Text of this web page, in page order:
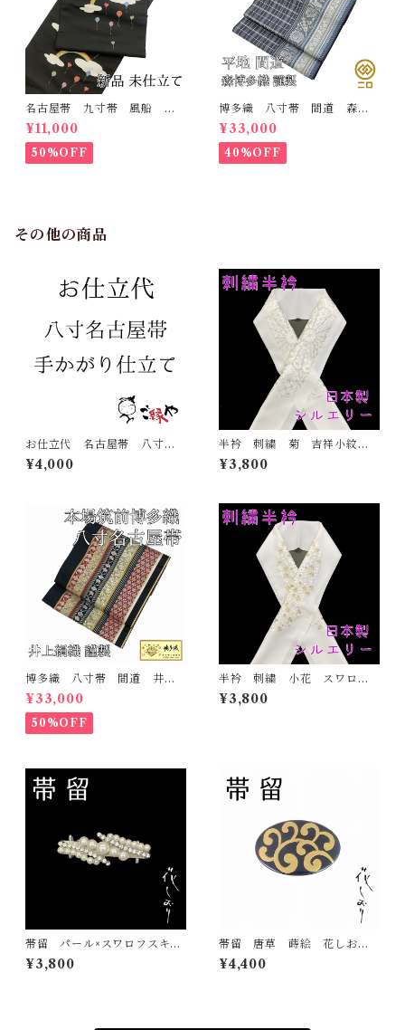
名古屋帯 九寸帯 風船
雲 虹 正絹 日本製 九寸
名古屋帯
¥11,000
50%OFF
博多織 八寸帯 間道 森博
多織 正絹 日本製 未仕立
て 名古屋帯
¥33,000
40%OFF
その他の商品
お仕立代 名古屋帯 八寸
帯 手かがり仕立て
¥4,000
半衿 刺繍 菊 吉祥小紋
銀 白地 シルエリー 新合
繊 日本製 刺繍衿 和装小
¥3,800
博多織 八寸帯 間道 井上
絹織 正絹 日本製 未仕立
て 名古屋帯
¥33,000
50%OFF
半衿 刺繍 小花 スワロフ
スキー 金 白地 シルエリ
ー 新合繊 日本製 刺繍
¥3,800
帯留 パール×スワロフスキ
ー 花しおり 大原商店 帯
飾り 日本製
¥3,800
帯留 唐草 蒔絵 花しお
り 大原商店 帯飾り 日本
製 和装小物
¥4,400